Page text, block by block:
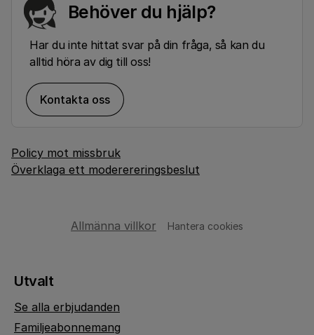
Behöver du hjälp?
Har du inte hittat svar på din fråga, så kan du
alltid höra av dig till oss!
Kontakta oss
Policy mot missbruk
Överklaga ett moderereringsbeslut
Allmänna villkor Hantera cookies
Utvalt
Se alla erbjudanden
Familjeabonnemang